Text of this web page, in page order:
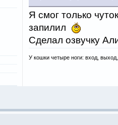
Я смог только
запилил
Сделал озвучку
У кошки четыре ноги: вход,